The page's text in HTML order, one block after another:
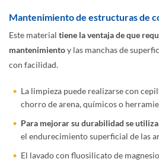
Mantenimiento de estructuras de
Este material tiene la ventaja de que
mantenimientoy las manchas de
con facilidad.
La limpieza puede realizarse con
chorro de arena, químicos o
Para mejorar su durabilidad se
el endurecimiento superficial de las
El lavado con fluosilicato de